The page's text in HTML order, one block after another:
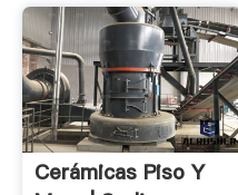
Cerámicas Piso Y